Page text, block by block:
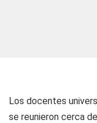
Los docentes
se reunieron cerca